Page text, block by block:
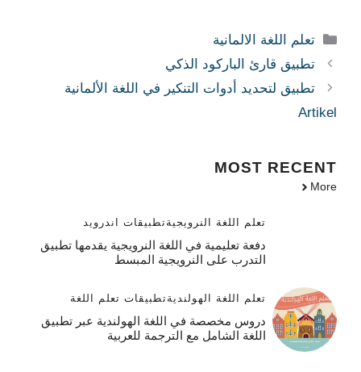
التصنيفات
تعلم اللغة الالمانية
تطبيق قارئ الباركود الذكي
تطبيق لتحديد أدوات التنكير في اللغة الألمانية
Artikel
MOST RECENT
More
تعلم اللغة النرويجيةتطبيقات اندرويد
دفعة تعليمية في اللغة النرويجية يقدمها تطبيق
التدرب على النرويجية المبسط
تعلم اللغة الهولنديةتطبيقات تعلم اللغة
دروس مخصصة في اللغة الهولندية عبر تطبيق
اللغة الشامل مع الترجمة للعربية